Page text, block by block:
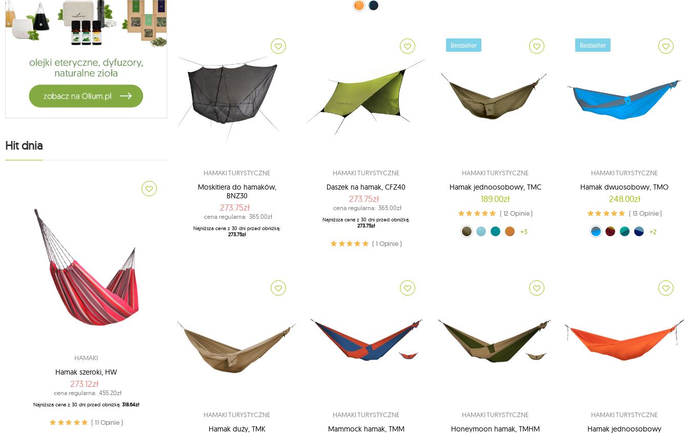
Hit dnia
HAMAKI
Hamak szeroki, HW
273.12zł
cena regularna: 455.20zł
Najniższa cena z 30 dni przed obniżką: 318.64zł
( 11 Opinie )
pomarańczowy (22)
Granatowy (39)
HAMAKI TURYSTYCZNE
Moskitiera do hamaków,
BNZ30
273.75zł
cena regularna: 365.00zł
Najniższa cena z 30 dni przed obniżką:
273.75zł
HAMAKI TURYSTYCZNE
Daszek na hamak, CFZ40
273.75zł
cena regularna: 365.00zł
Najniższa cena z 30 dni przed obniżką:
273.75zł
( 1 Opinie )
Bestseller
HAMAKI TURYSTYCZNE
Hamak jednoosobowy, TMC
189.00zł
( 12 Opinie )
Brązowy (08)
niebieski (14)
morski (15)żółty (70)+3
Bestseller
HAMAKI TURYSTYCZNE
Hamak dwuosobowy, TMO
248.00zł
( 13 Opinie )
niebieski / ciemny szary (015/003)
żólto-czerwony (34/37)
zielono-oliwkowy (36/11)
niebiesko-turkusowy (39/14)
+2
HAMAKI TURYSTYCZNE
Hamak duży, TMK
HAMAKI TURYSTYCZNE
Mammock hamak, TMM
HAMAKI TURYSTYCZNE
Honeymoon hamak, TMHM
HAMAKI TURYSTYCZNE
Hamak jednoosobowy